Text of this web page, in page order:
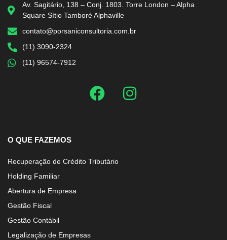
Av. Sagitário, 138 – Conj. 1803. Torre London – Alpha
Square Sítio Tamboré Alphaville
contato@porsaniconsultoria.com.br
(11) 3090-2324
(11) 96574-7912
O QUE FAZEMOS
Recuperação de Crédito Tributário
Holding Familiar
Abertura de Empresa
Gestão Fiscal
Gestão Contábil
Legalização de Empresas